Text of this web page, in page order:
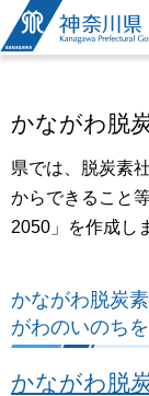
神奈川県
かながわ脱
県では、脱炭素
からできること
2050」を作成し
かながわ脱炭
がわのいのち
かながわ脱